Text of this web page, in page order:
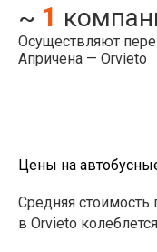
~ 1
Осуществляют
Апричена — Orvieto
Цены на
Средняя стоимость
в Orvieto